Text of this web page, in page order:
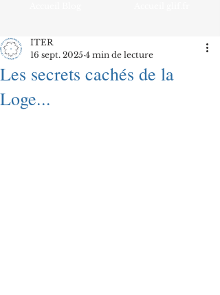
Les secrets cachés de la
Loge...
ITER
16 sept. 2025 4 min de lecture